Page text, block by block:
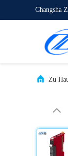
Changsha
Zu